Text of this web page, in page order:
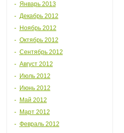
Январь 2013
Декабрь 2012
Ноябрь 2012
Октябрь 2012
Сентябрь 2012
Август 2012
Июль 2012
Июнь 2012
Май 2012
Март 2012
Февраль 2012